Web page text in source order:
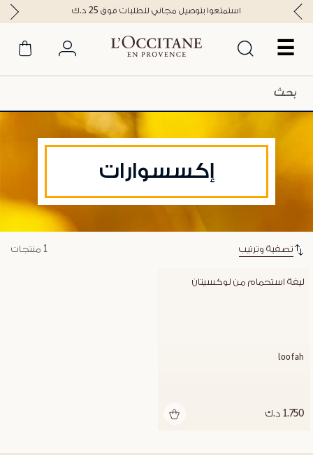
☰
استمتعوا بتوصيل مجاني للطلبات فوق 25 د.ك
إكسسوارات
تصفية وترتيب 1 منتجات
ليفة استحمام من لوكسيتان
loofah
1.750 د.ك